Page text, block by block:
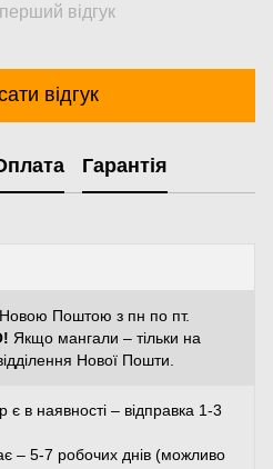
відгук
відгук
Гарантія
Новою Поштою з пн по пт.
Якщо мангали – тільки на
Нової Пошти.
є в наявності – відправка 1-3
– 5-7 робочих днів (можливо